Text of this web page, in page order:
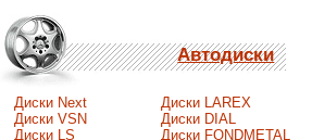
Автодиски
Диски Next
Диски VSN
Диски LS
Диски LAREX
Диски DIAL
Диски FONDMETAL